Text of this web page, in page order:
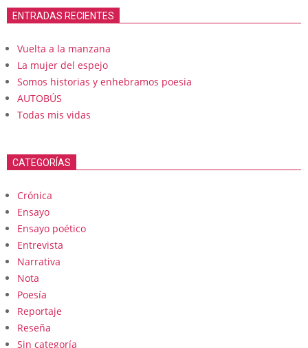
ENTRADAS RECIENTES
Vuelta a la manzana
La mujer del espejo
Somos historias y enhebramos poesia
AUTOBÚS
Todas mis vidas
CATEGORÍAS
Crónica
Ensayo
Ensayo poético
Entrevista
Narrativa
Nota
Poesía
Reportaje
Reseña
Sin categoría